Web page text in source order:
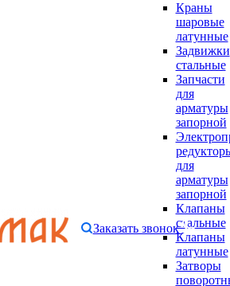
Краны
шаровые
латунные
Задвижки
стальные
Запчасти
для
арматуры
запорной
для
арматуры
запорной
Клапаны
стальные
Клапаны
латунные
Затворы
Заказать звонок